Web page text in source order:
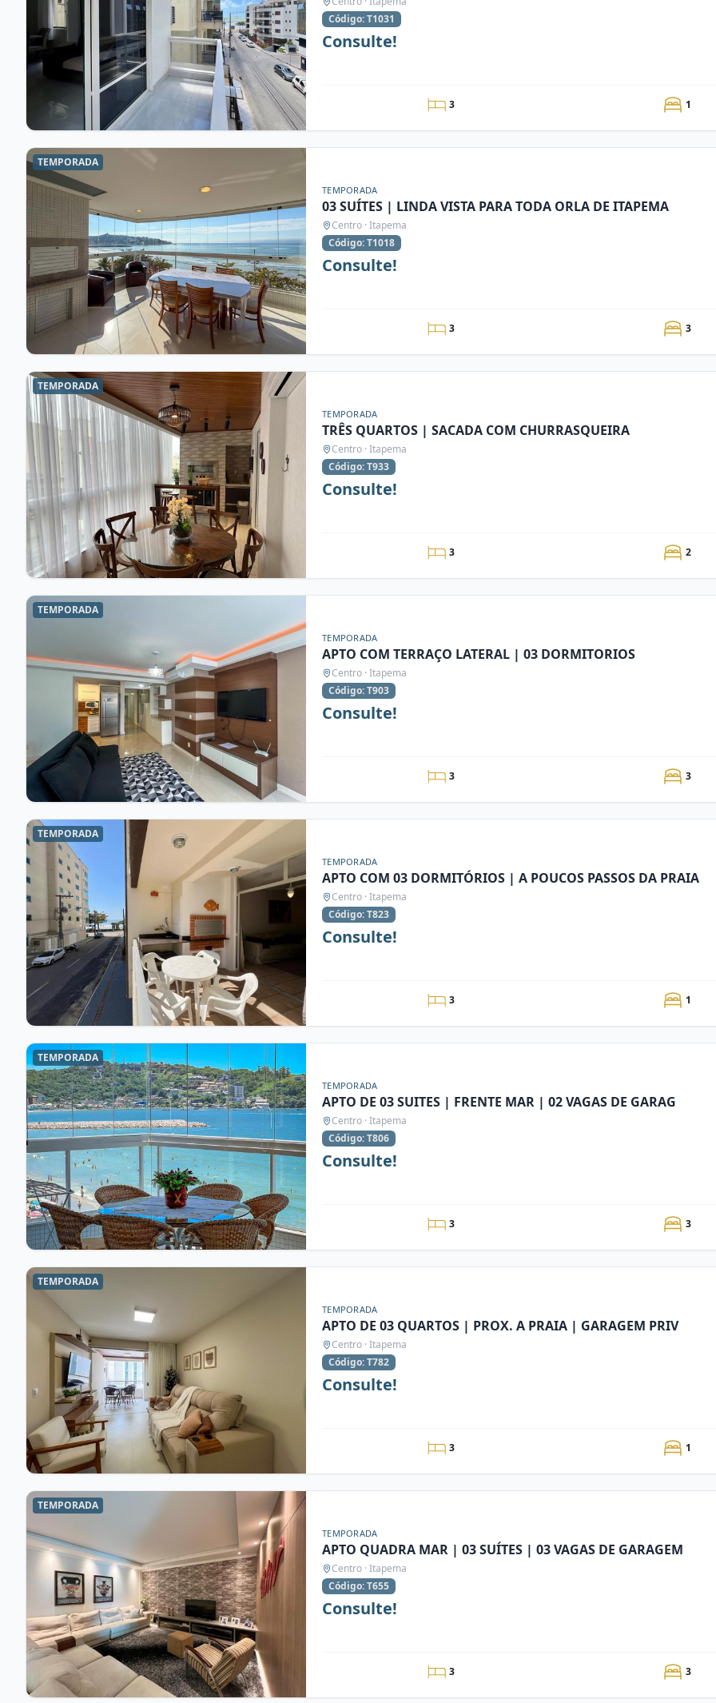
Código: T1031
Consulte!
3 1
TEMPORADA
TEMPORADA
03 SUÍTES | LINDA VISTA PARA TODA ORLA DE ITAPEMA
Centro · Itapema
Código: T1018
Consulte!
3 3
TEMPORADA
TEMPORADA
TRÊS QUARTOS | SACADA COM CHURRASQUEIRA
Centro · Itapema
Código: T933
Consulte!
3 2
TEMPORADA
TEMPORADA
APTO COM TERRAÇO LATERAL | 03 DORMITORIOS
Centro · Itapema
Código: T903
Consulte!
3 3
TEMPORADA
TEMPORADA
APTO COM 03 DORMITÓRIOS | A POUCOS PASSOS DA PRAIA
Centro · Itapema
Código: T823
Consulte!
3 1
TEMPORADA
TEMPORADA
APTO DE 03 SUITES | FRENTE MAR | 02 VAGAS DE GARAG
Centro · Itapema
Código: T806
Consulte!
3 3
TEMPORADA
TEMPORADA
APTO DE 03 QUARTOS | PROX. A PRAIA | GARAGEM PRIV
Centro · Itapema
Código: T782
Consulte!
3 1
TEMPORADA
TEMPORADA
APTO QUADRA MAR | 03 SUÍTES | 03 VAGAS DE GARAGEM
Centro · Itapema
Código: T655
Consulte!
3 3